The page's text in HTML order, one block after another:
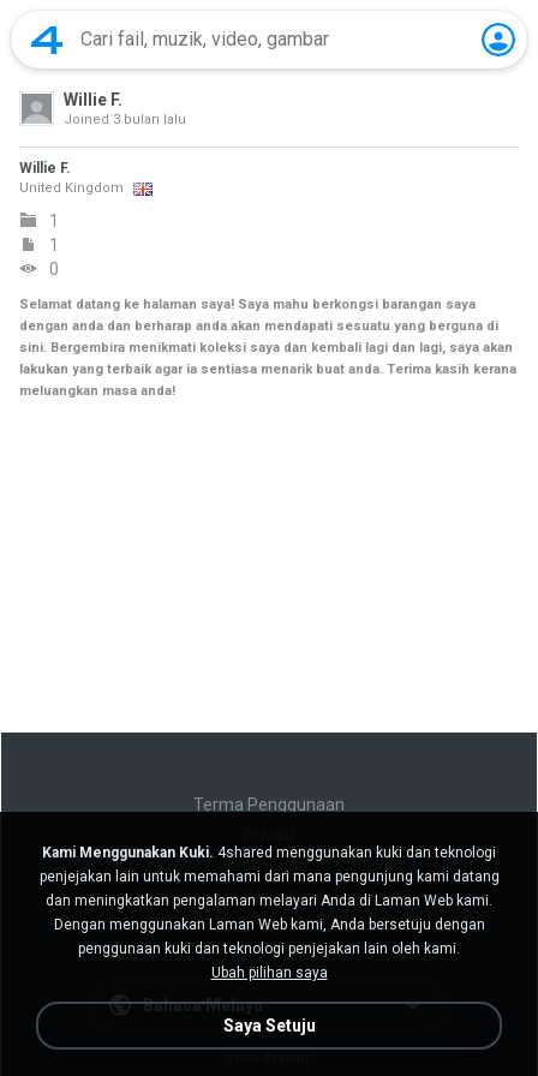
Willie F.
Joined 3 bulan lalu
Willie F.
United Kingdom
1
1
0
Selamat datang ke halaman saya! Saya mahu berkongsi barangan saya
dengan anda dan berharap anda akan mendapati sesuatu yang berguna di
sini. Bergembira menikmati koleksi saya dan kembali lagi dan lagi, saya akan
lakukan yang terbaik agar ia sentiasa menarik buat anda. Terima kasih kerana
meluangkan masa anda!
Terma Penggunaan
Jangan jual maklumat peribadi saya
Jangan kongsi maklumat peribadi saya
Bahasa Melayu
Kami Menggunakan Kuki. 4shared menggunakan kuki dan teknologi
penjejakan lain untuk memahami dari mana pengunjung kami datang
dan meningkatkan pengalaman melayari Anda di Laman Web kami.
Dengan menggunakan Laman Web kami, Anda bersetuju dengan
penggunaan kuki dan teknologi penjejakan lain oleh kami.
Ubah pilihan saya
Saya Setuju